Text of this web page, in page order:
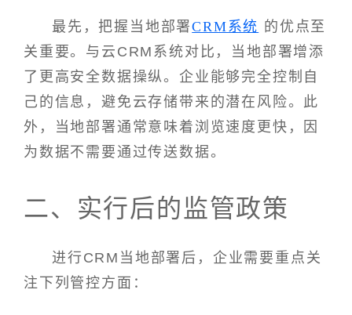
最先，把握当地部署CRM系统 的优点至
关重要。与云CRM系统对比，当地部署增添
了更高安全数据操纵。企业能够完全控制自
己的信息，避免云存储带来的潜在风险。此
外，当地部署通常意味着浏览速度更快，因
为数据不需要通过传送数据。
二、实行后的监管政策
进行CRM当地部署后，企业需要重点关
注下列管控方面：